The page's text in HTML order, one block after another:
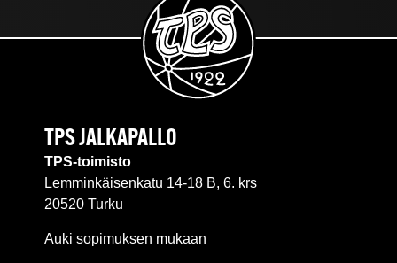
TPS JALKAPALLO
TPS-toimisto
Lemminkäisenkatu 14-18 B, 6. krs
20520 Turku
Auki sopimuksen mukaan